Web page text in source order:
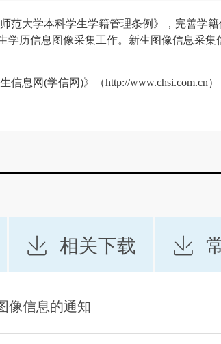
范大学本科学生学籍管理条例》，完善学
历信息图像采集工作。新生图像信息采集
息网(学信网)》（http://www.chsi.com.cn
相关下载
像信息的通知